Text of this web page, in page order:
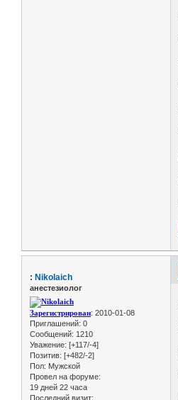
: Nikolaich
анестезиолог
Зарегистрирован: 2010-01-08
Приглашений: 0
Сообщений: 1210
Уважение: [+117/-4]
Позитив: [+482/-2]
Пол: Мужской
Провел на форуме:
19 дней 22 часа
Последний визит: